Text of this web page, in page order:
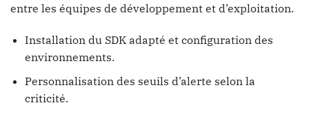
entre les équipes de développement et d’exploitation.
Installation du SDK adapté et configuration des
environnements.
Personnalisation des seuils d’alerte selon la
criticité.